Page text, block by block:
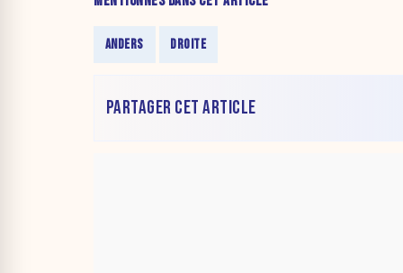
ANDERS DROITE
PARTAGER CET ARTICLE